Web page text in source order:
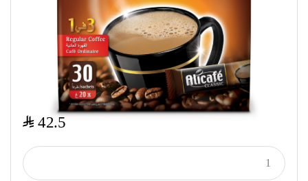
42.5
$